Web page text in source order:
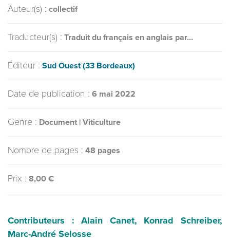
Auteur(s) : collectif
Traducteur(s) : Traduit du français en anglais par…
Éditeur : Sud Ouest (33 Bordeaux)
Date de publication : 6 mai 2022
Genre : Document | Viticulture
Nombre de pages : 48 pages
Prix : 8,00 €
Contributeurs : Alain Canet, Konrad Schreiber,
Marc-André Selosse